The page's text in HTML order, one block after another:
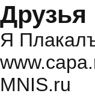
Друзья
Я
MNIS.ru